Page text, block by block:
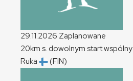
29.11.2026 Zaplanowane
20km s. dowolnym start wspólny
Ruka
(FIN)